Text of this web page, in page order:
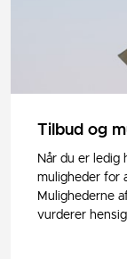
Tilbud og
Når du er ledig
muligheder for
Mulighederne
vurderer